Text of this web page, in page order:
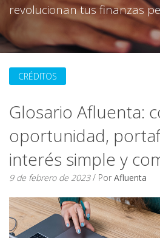
revolucionan tus finanzas
CRÉDITOS
Glosario Afluenta:
oportunidad,
interés simple y
9 de febrero de 2023/ Por Afluenta